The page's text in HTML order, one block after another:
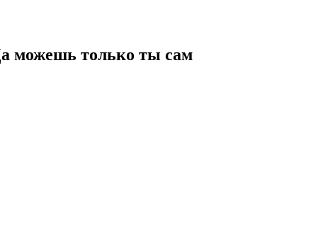
можешь только ты сам